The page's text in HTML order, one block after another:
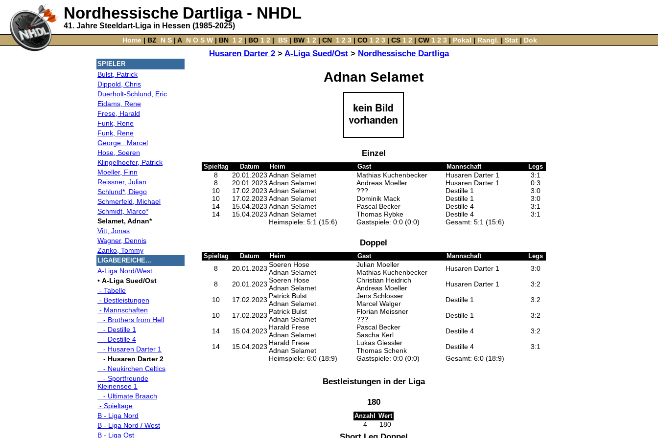
Nordhessische Dartliga - NHDL
41. Jahre Steeldart-Liga in Hessen (1985-2025)
Home‌ | BZ N S‌ | A‌ N O S W‌ | BN‌ 1 2 | BO‌ 1 2 | BS| BW‌ 1 2 ‌ | CN‌ 1 2 3| CO‌ 1 2 3| CS‌ 1 2 | CW‌ 1 2 3‌ |‌ Pokal ‌ |‌ Rangl. ‌ |‌ Stat‌ |‌ Dok
Husaren Darter 2 > A-Liga Sued/Ost > Nordhessische Dartliga
SPIELER
Bulst, Patrick
Dippold, Chris
Duerholt-Schlund, Eric
Eidams, Rene
Frese, Harald
Funk, Rene
Funk, Rene
George , Marcel
Hose, Soeren
Klingelhoefer, Patrick
Moeller, Finn
Reissner, Julian
Schlund*, Diego
Schmerfeld, Michael
Schmidt, Marco*
Selamet, Adnan*
Vitt, Jonas
Wagner, Dennis
Zanko, Tommy
LIGABEREICHE...
A-Liga Nord/West
• A-Liga Sued/Ost
- Tabelle
- Bestleistungen
- Mannschaften
- Brothers from Hell
- Destille 1
- Destille 4
- Husaren Darter 1
- Husaren Darter 2
- Neukirchen Celtics
- Sportfreunde
Kleinensee 1
- Ultimate Braach
- Spieltage
B - Liga Nord
B - Liga Nord / West
B - Liga Ost
Adnan Selamet
Einzel
Spieltag Datum Heim Gast Mannschaft Legs
8 20.01.2023 Adnan Selamet Mathias Kuchenbecker Husaren Darter 1
3:1
8
20.01.2023 Adnan Selamet Andreas Moeller Husaren Darter 1
0:3
10
17.02.2023 Adnan Selamet ??? Destille 1
3:0
10
17.02.2023 Adnan Selamet Dominik Mack Destille 1
3:0
14
15.04.2023 Adnan Selamet Pascal Becker Destille 4
3:1
14
15.04.2023 Adnan Selamet Thomas Rybke Destille 4
3:1
Heimspiele: 5:1 (15:6)
Gastspiele: 0:0 (0:0) Gesamt: 5:1 (15:6)
Doppel
Spieltag Datum Heim Gast Mannschaft Legs
8 20.01.2023 Soeren Hose
Adnan Selamet
Julian Moeller
Mathias Kuchenbecker
Husaren Darter 1
3:0
8
20.01.2023 Soeren Hose
Adnan Selamet
Christian Heidrich
Andreas Moeller
Husaren Darter 1
3:2
10
17.02.2023 Patrick Bulst
Adnan Selamet
Jens Schlosser
Marcel Walger
Destille 1
3:2
10
17.02.2023 Patrick Bulst
Adnan Selamet
Florian Meissner
???
Destille 1
3:2
14
15.04.2023 Harald Frese
Adnan Selamet
Pascal Becker
Sascha Kerl
Destille 4
3:2
14
15.04.2023 Harald Frese
Adnan Selamet
Lukas Giessler
Thomas Schenk
Destille 4
3:1
Heimspiele: 6:0 (18:9)
Gastspiele: 0:0 (0:0) Gesamt: 6:0 (18:9)
Bestleistungen in der Liga
180
Anzahl Wert
4 180